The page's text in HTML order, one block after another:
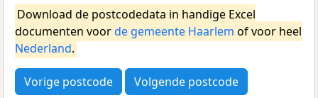
Download de postcodedata in handige Excel
documenten voorde gemeente Haarlem of voor heel
Nederland.
Vorige postcode Volgende postcode